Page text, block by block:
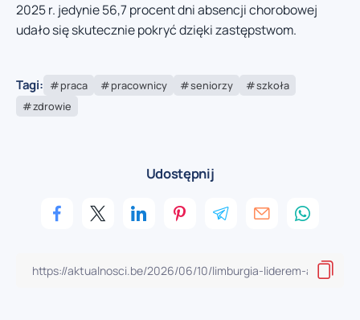
2025 r. jedynie 56,7 procent dni absencji chorobowej
udało się skutecznie pokryć dzięki zastępstwom.
Tagi: praca pracownicy seniorzy
szkoła
zdrowie
Udostępnij